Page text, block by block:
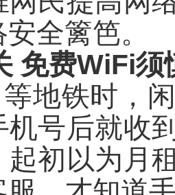
全篱笆。
免费WiFi须
地铁时，
机号后就收
起初以为月